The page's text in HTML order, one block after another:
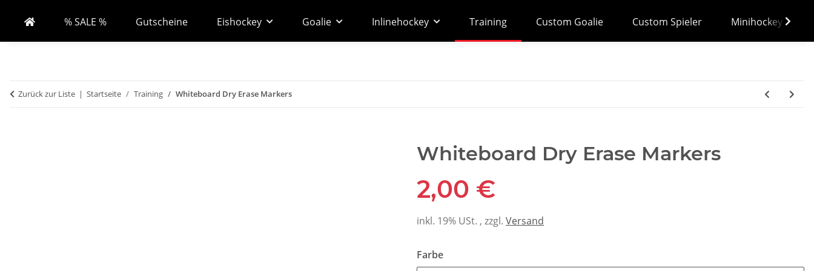
% SALE % Gutscheine Eishockey Goalie Inlinehockey Training Custom Goalie Custom Spieler Minihockey
Zurück zur Liste Startseite Training Whiteboard Dry Erase Markers
Whiteboard Dry Erase Markers
2,00 €
inkl. 19% USt. , zzgl. Versand
Farbe